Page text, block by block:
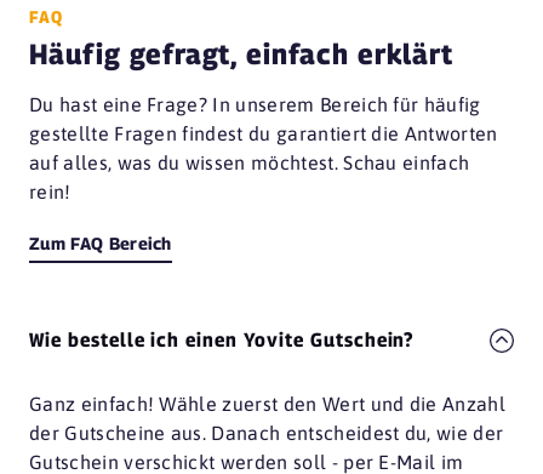
FAQ
Häufig gefragt, einfach erklärt
Du hast eine Frage? In unserem Bereich für häufig
gestellte Fragen findest du garantiert die Antworten
auf alles, was du wissen möchtest. Schau einfach
rein!
Zum FAQ Bereich
Wie bestelle ich einen Yovite Gutschein?
Ganz einfach! Wähle zuerst den Wert und die Anzahl
der Gutscheine aus. Danach entscheidest du, wie der
Gutschein verschickt werden soll - per E-Mail im